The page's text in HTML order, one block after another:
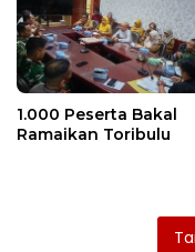
1.000 Peserta Bakal
Ramaikan Toribulu